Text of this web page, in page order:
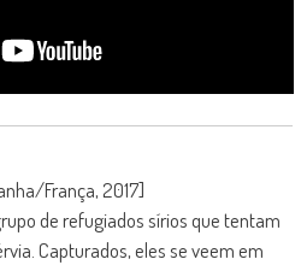
França, 2017]
de refugiados sírios que tentam
Capturados, eles se veem em